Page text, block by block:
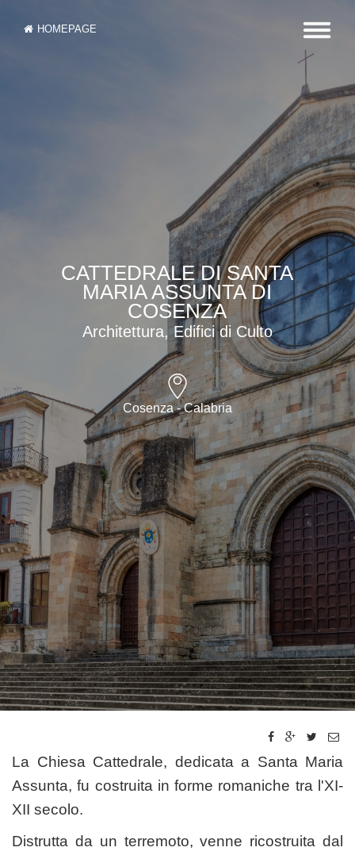
HOMEPAGE
CATTEDRALE DI SANTA
MARIA ASSUNTA DI
COSENZA
Architettura, Edifici di Culto
Cosenza - Calabria
La Chiesa Cattedrale, dedicata a Santa Maria
Assunta, fu costruita in forme romaniche tra l'XI-
XII secolo.
Distrutta da un terremoto, venne ricostruita dal